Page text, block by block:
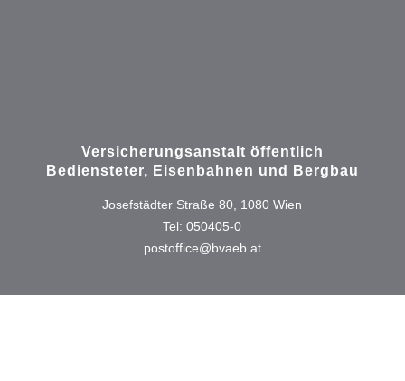
Versicherungsanstalt öffentlich
Bediensteter, Eisenbahnen und Bergbau
Josefstädter Straße 80, 1080 Wien
Tel: 050405-0
postoffice@bvaeb.at